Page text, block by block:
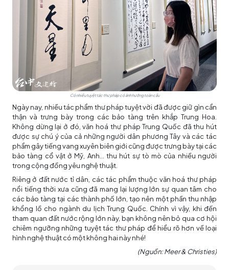
Có nhiều tuyệt tác thư pháp có ảnh hưởng toàn cầu
Ngày nay, nhiều tác phẩm thư pháp tuyệt vời đã được giữ gìn cẩn
thận và trưng bày trong các bảo tàng trên khắp Trung Hoa.
Không dừng lại ở đó, văn hoá thư pháp Trung Quốc đã thu hút
được sự chú ý của cả những người dân phương Tây và các tác
phẩm gây tiếng vang xuyên biên giới cũng được trưng bày tại các
bảo tàng cổ vật ở Mỹ, Anh… thu hút sự tò mò của nhiều người
trong cộng đồng yêu nghệ thuật.
Riêng ở đất nước tỉ dân, các tác phẩm thuộc văn hoá thư pháp
nổi tiếng thời xưa cũng đã mang lại lượng lớn sự quan tâm cho
các bảo tàng tại các thành phố lớn, tạo nên một phần thu nhập
khổng lồ cho ngành du lịch Trung Quốc. Chính vì vậy, khi đến
tham quan đất nước rộng lớn này, bạn không nên bỏ qua cơ hội
chiêm ngưỡng những tuyệt tác thư pháp để hiểu rõ hơn về loại
hình nghệ thuật có một không hai này nhé!
(Nguồn: Meer & Christies)